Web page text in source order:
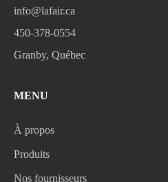
info@lafair.ca
450-378-0554
Granby, Québec
MENU
À propos
Produits
Nos fournisseurs